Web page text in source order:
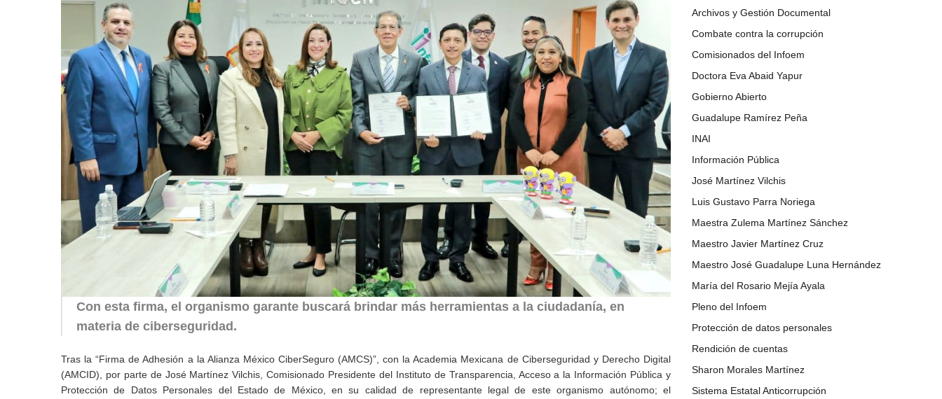
Con esta firma, el organismo garante buscará brindar más herramientas a la ciudadanía, en
materia de ciberseguridad.
Tras la “Firma de Adhesión a la Alianza México CiberSeguro (AMCS)”, con la Academia Mexicana de Ciberseguridad y Derecho Digital
(AMCID), por parte de José Martínez Vilchis, Comisionado Presidente del Instituto de Transparencia, Acceso a la Información Pública y
Protección de Datos Personales del Estado de México, en su calidad de representante legal de este organismo autónomo; el
Archivos y Gestión Documental
Combate contra la corrupción
Comisionados del Infoem
Doctora Eva Abaid Yapur
Gobierno Abierto
Guadalupe Ramírez Peña
INAI
Información Pública
José Martínez Vilchis
Luis Gustavo Parra Noriega
Maestra Zulema Martínez Sánchez
Maestro Javier Martínez Cruz
Maestro José Guadalupe Luna Hernández
María del Rosario Mejía Ayala
Pleno del Infoem
Protección de datos personales
Rendición de cuentas
Sharon Morales Martínez
Sistema Estatal Anticorrupción